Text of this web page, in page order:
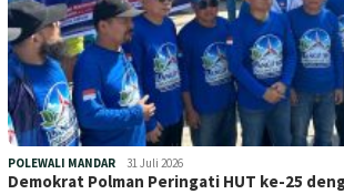
POLEWALI MANDAR 31 Juli 2026
Demokrat Polman Peringati HUT ke-25